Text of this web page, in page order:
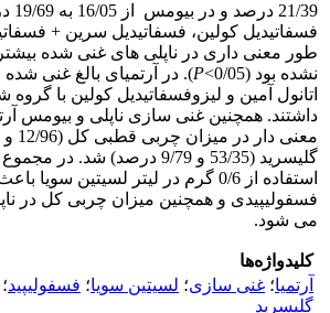
21/
فسفاتیدیل کولین، فسفاتیدیل سرین +
طور معنی ­داری در ناپلی ­های غنی شده
نشده بود (0/05>
P). در آرتمیای بالغ غنی­
اتانول آمین و لیزوفسفاتیدیل کولین با
داشتند. همچنین غنی ­سازی ناپلی و بیومس
گلیسرید (53/35 و 9/79 درصد)
استفاده از 0/6 گرم در لیتر لسیتین
فسفولیپیدی و همچنین میزان چربی کل در
می ­شود.
کلیدواژه‌ها
آرتمیا؛ غنی سازی؛ لسیتین سویا؛ فسفولیپید؛
گلیسرید